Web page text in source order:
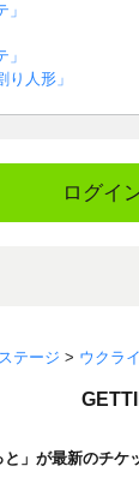
人形」
ログイ
テージ > ウクラ
と」が最新のチ